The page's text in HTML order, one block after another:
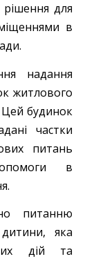
рішення для
в
надання
житлового
будинок
частки
питань
в
питанню
яка
дій та